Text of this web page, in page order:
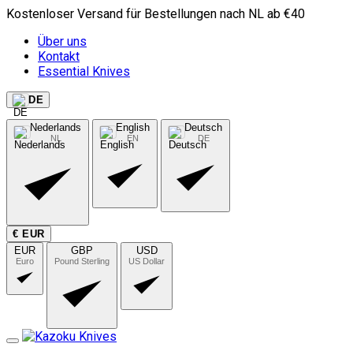
Kostenloser Versand für Bestellungen nach NL ab €40
Über uns
Kontakt
Essential Knives
DE
Nederlands
NL
English
EN
Deutsch
DE
€ EUR
EUR
Euro
GBP
Pound Sterling
USD
US Dollar